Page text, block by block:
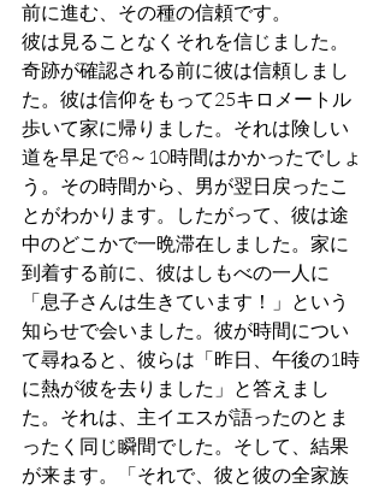
前に進む、その種の信頼です。
彼は見ることなくそれを信じました。
奇跡が確認される前に彼は信頼しまし
た。彼は信仰をもって25キロメートル
歩いて家に帰りました。それは険しい
道を早足で8～10時間はかかったでしょ
う。その時間から、男が翌日戻ったこ
とがわかります。したがって、彼は途
中のどこかで一晩滞在しました。家に
到着する前に、彼はしもべの一人に
「息子さんは生きています！」という
知らせで会いました。彼が時間につい
て尋ねると、彼らは「昨日、午後の1時
に熱が彼を去りました」と答えまし
た。それは、主イエスが語ったのとま
ったく同じ瞬間でした。そして、結果
が来ます。「それで、彼と彼の全家族